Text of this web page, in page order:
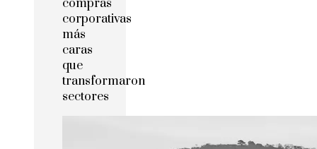
compras
corporativas
más
caras
que
transformaron
sectores